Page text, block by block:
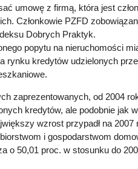
umowę z firmą, która jest
Członkowie PZFD
Dobrych Praktyk.
popytu na nieruchomości
rynku kredytów udzielonych
zaprezentowanych, od 2004
kredytów, ale podobnie jak
wzrost przypadł na
i gospodarstwom
o 50,01 proc. w stosunku do